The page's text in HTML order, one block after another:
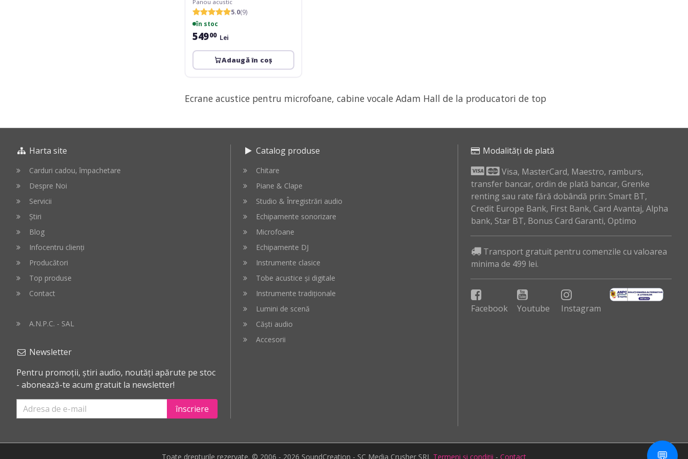
Panou acustic
5.0(9)
în stoc
54900 Lei
Adaugă în coș
Ecrane acustice pentru microfoane, cabine vocale Adam Hall de la producatori de top
Harta site
Carduri cadou, împachetare
Despre Noi
Servicii
Știri
Blog
Infocentru clienți
Producători
Top produse
Contact
A.N.P.C. - SAL
Newsletter
Pentru promoții, știri audio, noutăți apărute pe stoc
- abonează-te acum gratuit la newsletter!
înscriere
Catalog produse
Chitare
Piane & Clape
Studio & Înregistrări audio
Echipamente sonorizare
Microfoane
Echipamente DJ
Instrumente clasice
Tobe acustice și digitale
Instrumente tradiționale
Lumini de scenă
Căști audio
Accesorii
Modalități de plată
Visa, MasterCard, Maestro, ramburs,
transfer bancar, ordin de plată bancar, Grenke
renting sau rate fără dobândă prin: Smart BT,
Credit Europe Bank, First Bank, Card Avantaj, Alpha
bank, Star BT, Bonus Card Garanti, Optimo
Transport gratuit pentru comenzile cu valoarea
minima de 499 lei.
Facebook Youtube Instagram
Toate drepturile rezervate. © 2006 - 2026 SoundCreation - SC Media Crusher SRL Termeni și condiții - Contact